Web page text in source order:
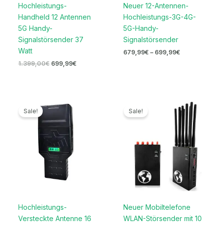
Hochleistungs-
Handheld 12 Antennen
5G Handy-
Signalstörsender 37
Watt
1.399,00€ 699,99€
Neuer 12-Antennen-
Hochleistungs-3G-4G-
5G-Handy-
Signalstörsender
679,99€ – 699,99€
Sale!
Hochleistungs-
Versteckte Antenne 16
Sale!
Neuer Mobiltelefone
WLAN-Störsender mit 10
799,00€
Preis
ist:
349,99€.